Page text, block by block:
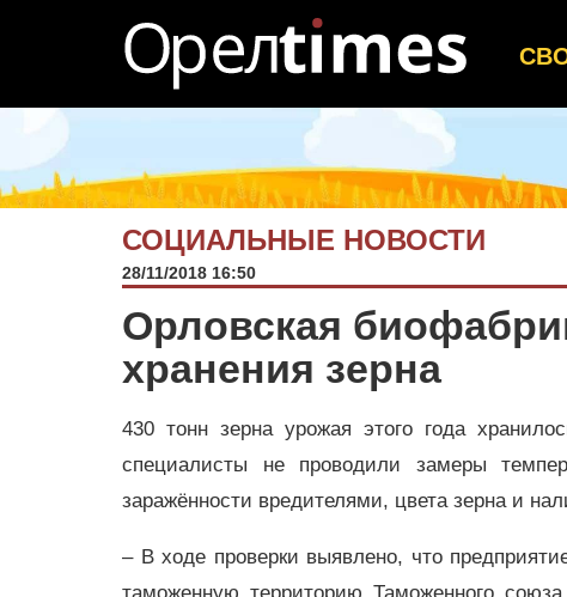
СОЦИАЛЬНЫЕ НОВОСТИ
28/11/2018 16:50
Орловская
хранения зерна
430 тонн зерна урожая этого года
специалисты не проводили замеры
заражённости вредителями, цвета зерна и
– В ходе проверки выявлено, что
таможенную территорию Таможенного